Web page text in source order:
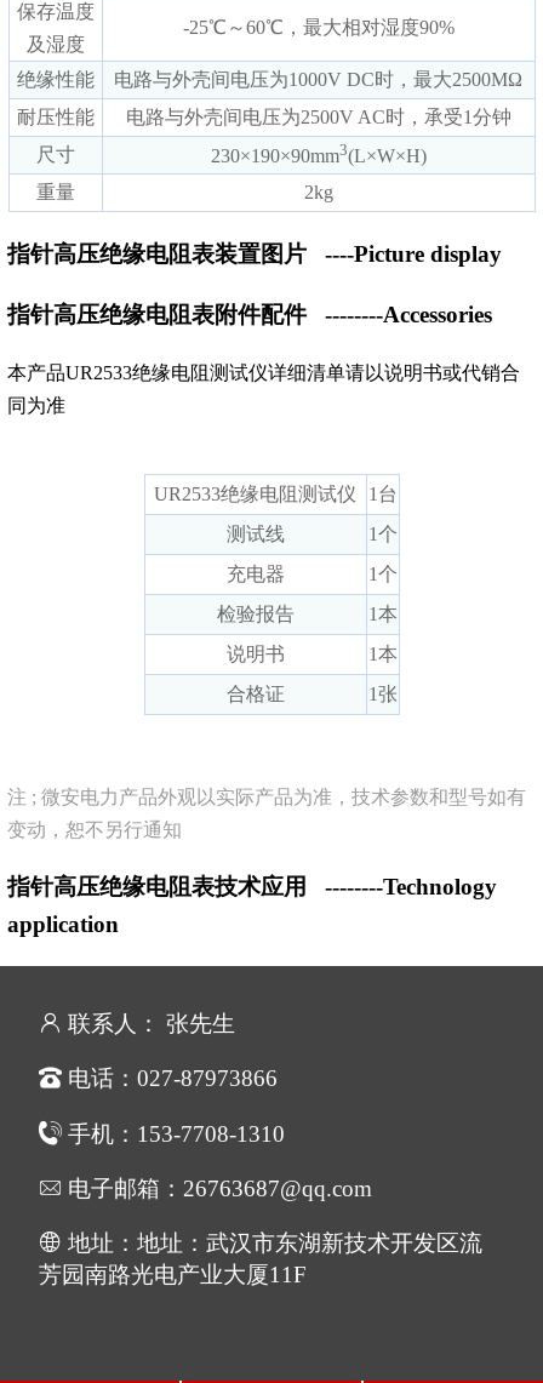
保存温度
及湿度
-25℃～60℃，最大相对湿度90%
绝缘性能
电路与外壳间电压为1000V DC时，最大2500MΩ
耐压性能
电路与外壳间电压为2500V AC时，承受1分钟
尺寸
230×190×90mm3(L×W×H)
重量
2kg
指针高压绝缘电阻表装置图片 ----Picture display
指针高压绝缘电阻表附件配件 --------Accessories
本产品UR2533绝缘电阻测试仪详细清单请以说明书或代销合
同为准
UR2533绝缘电阻测试仪
1台
测试线
1个
充电器
1个
检验报告
1本
说明书
1本
合格证
1张
注 ; 微安电力产品外观以实际产品为准，技术参数和型号如有
变动，恕不另行通知
指针高压绝缘电阻表技术应用
--------Technology
application
联系人： 张先生
电话：027-87973866
手机：153-7708-1310
电子邮箱：26763687@qq.com
地址：地址：武汉市东湖新技术开发区流
芳园南路光电产业大厦11F